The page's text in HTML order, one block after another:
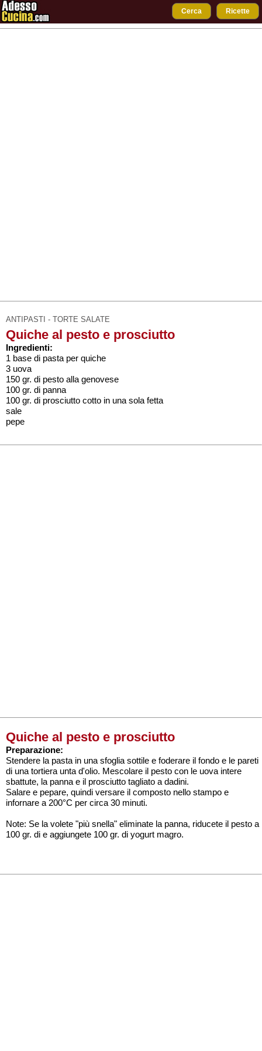
Cerca Ricette
ANTIPASTI - TORTE SALATE
Quiche al pesto e prosciutto
Ingredienti:
1 base di pasta per quiche
3 uova
150 gr. di pesto alla genovese
100 gr. di panna
100 gr. di prosciutto cotto in una sola fetta
sale
pepe
Quiche al pesto e prosciutto
Preparazione:
Stendere la pasta in una sfoglia sottile e foderare il fondo e le pareti
di una tortiera unta d'olio. Mescolare il pesto con le uova intere
sbattute, la panna e il prosciutto tagliato a dadini.
Salare e pepare, quindi versare il composto nello stampo e
infornare a 200°C per circa 30 minuti.
Note: Se la volete "più snella" eliminate la panna, riducete il pesto a
100 gr. di e aggiungete 100 gr. di yogurt magro.